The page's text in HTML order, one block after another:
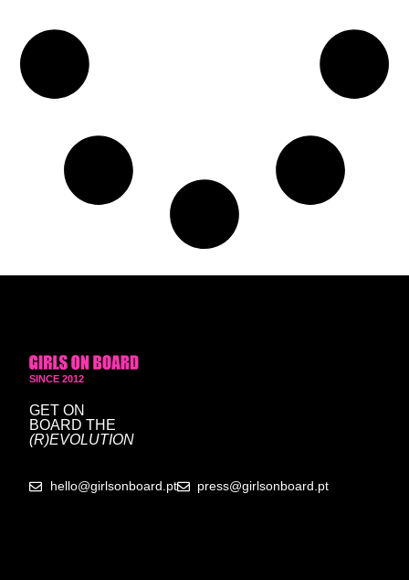
SINCE 2012
GET ON
BOARD THE
(R)EVOLUTION
hello@girlsonboard.pt press@girlsonboard.pt